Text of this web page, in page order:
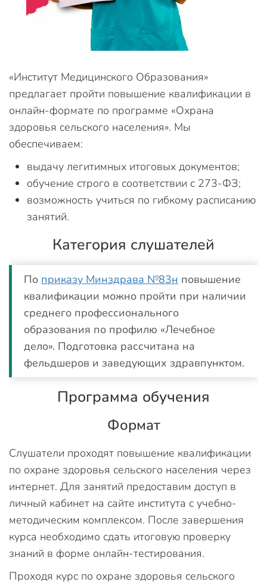
«Институт Медицинского Образования»
предлагает пройти повышение квалификации в
онлайн-формате по программе «Охрана
здоровья сельского населения». Мы
обеспечиваем:
выдачу легитимных итоговых документов;
обучение строго в соответствии с 273-ФЗ;
возможность учиться по гибкому расписанию
занятий.
Категория слушателей
По приказу Минздрава №83н повышение
квалификации можно пройти при наличии
среднего профессионального
образования по профилю «Лечебное
дело». Подготовка рассчитана на
фельдшеров и заведующих здравпунктом.
Программа обучения
Формат
Слушатели проходят повышение квалификации
по охране здоровья сельского населения через
интернет. Для занятий предоставим доступ в
личный кабинет на сайте института с учебно-
методическим комплексом. После завершения
курса необходимо сдать итоговую проверку
знаний в форме онлайн-тестирования.
Проходя курс по охране здоровья сельского